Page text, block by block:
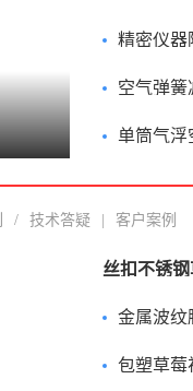
精密仪器隔
空气弹簧
单筒气浮空气弹
/ 技术答疑 客户案例
金属波纹
包塑草莓视频